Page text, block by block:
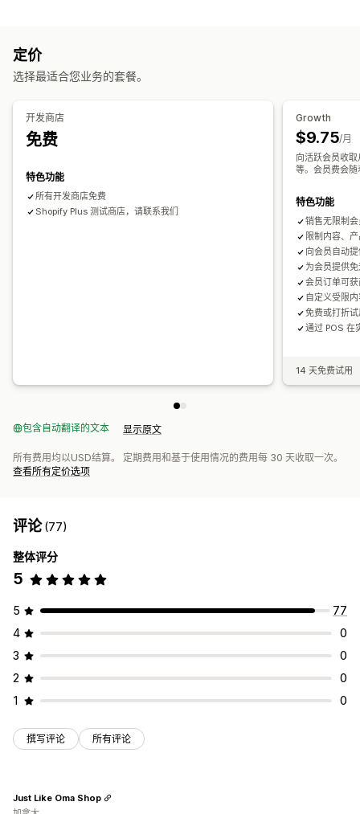
您可以提供的奖励
积分 折扣 优惠券 返现
自定义奖励
自定义订阅
一次性付款
定价
选择最适合您业务的套餐。
开发商店
免费
特色功能
所有开发商店免费
Shopify Plus 测试商店，请联系我们
Growth
$9.75/月
向活跃会员收
等。会员费会
特色功能
销售无限制
限制内容、
向会员自动
为会员提供
会员订单可
自定义受限
免费或打折
通过 POS 在
14 天免费试用
包含自动翻译的文本 显示原文
所有费用均以USD结算。 定期费用和基于使用情况的费用每 30 天收取一次。
查看所有定价选项
评论(77)
整体评分
5
5
77
4
0
3
0
2
0
1
0
撰写评论 所有评论
Just Like Oma Shop